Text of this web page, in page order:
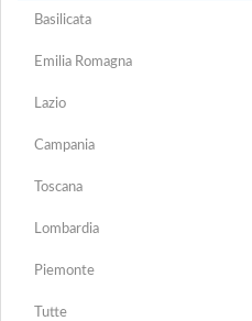
Basilicata
Emilia Romagna
Lazio
Campania
Toscana
Lombardia
Piemonte
Tutte